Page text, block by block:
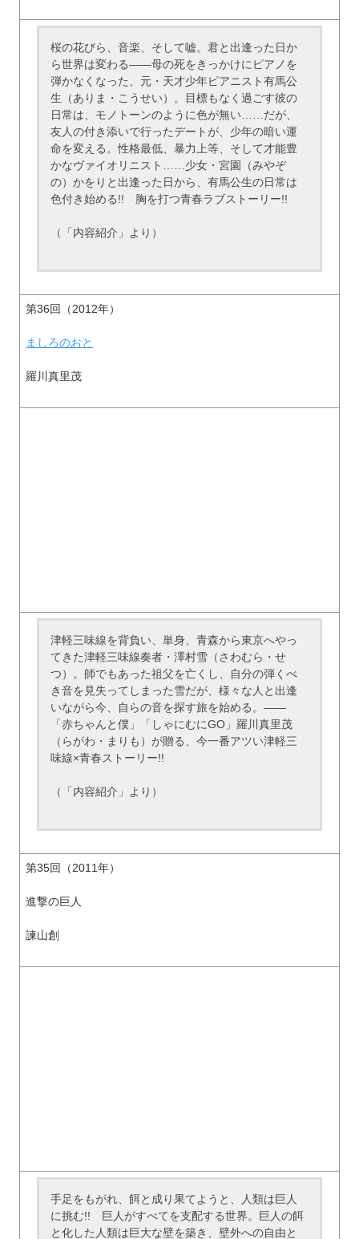
桜の花びら、音楽、そして嘘。君と出逢った日か
ら世界は変わる――母の死をきっかけにピアノを
弾かなくなった、元・天才少年ピアニスト有馬公
生（ありま・こうせい）。目標もなく過ごす彼の
日常は、モノトーンのように色が無い……だが、
友人の付き添いで行ったデートが、少年の暗い運
命を変える。性格最低、暴力上等、そして才能豊
かなヴァイオリニスト……少女・宮園（みやぞ
の）かをりと出逢った日から、有馬公生の日常は
色付き始める!! 胸を打つ青春ラブストーリー!!
（「内容紹介」より）
第36回（2012年）
ましろのおと
羅川真里茂
津軽三味線を背負い、単身、青森から東京へやっ
てきた津軽三味線奏者・澤村雪（さわむら・せ
つ）。師でもあった祖父を亡くし、自分の弾くべ
き音を見失ってしまった雪だが、様々な人と出逢
いながら今、自らの音を探す旅を始める。――
「赤ちゃんと僕」「しゃにむにGO」羅川真里茂
（らがわ・まりも）が贈る、今一番アツい津軽三
味線×青春ストーリー!!
（「内容紹介」より）
第35回（2011年）
進撃の巨人
諫山創
手足をもがれ、餌と成り果てようと、人類は巨人
に挑む!! 巨人がすべてを支配する世界。巨人の餌
と化した人類は巨大な壁を築き、壁外への自由と